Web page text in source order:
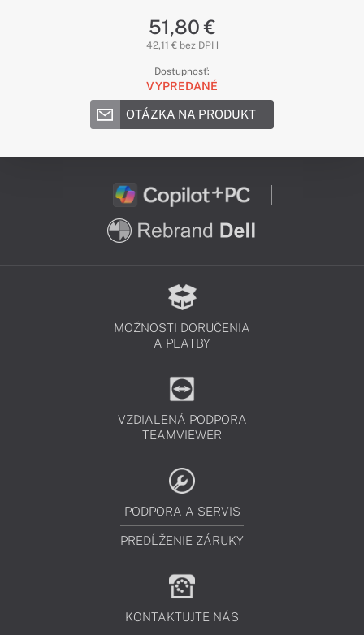
51,80 €
42,11 € bez DPH
Dostupnosť:
VYPREDANÉ
OTÁZKA NA PRODUKT
MOŽNOSTI DORUČENIA
A PLATBY
VZDIALENÁ PODPORA
TEAMVIEWER
PODPORA A SERVIS
PREDĹŽENIE ZÁRUKY
KONTAKTUJTE NÁS